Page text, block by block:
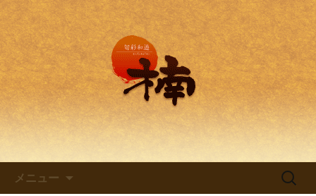
兵庫・西明石の創作和食料理
「旬彩和遊 楠～くすのき～」
兵庫・西明石の創作和食料理 旬彩和
遊 楠。
メニュー
検